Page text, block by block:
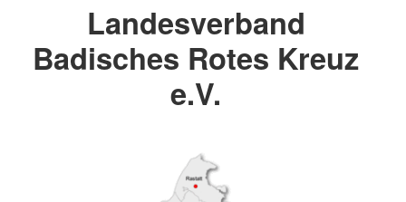
Landesverband
Badisches Rotes Kreuz
e.V.